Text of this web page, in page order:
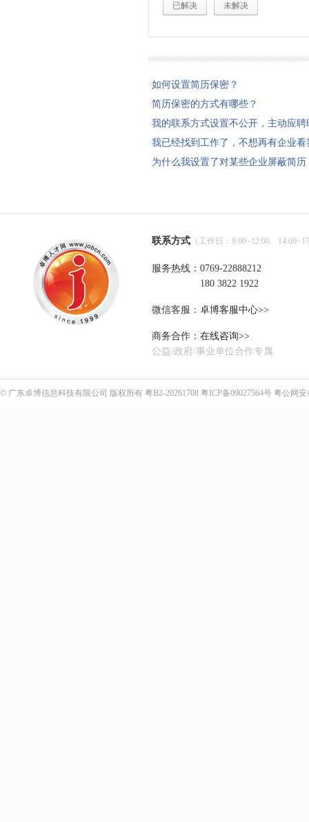
已解决 未解决
·如何设置简历保密？
·简历保密的方式有哪些？
·我的联系方式设置不公开，主动应
·我已经找到工作了，不想再有企业
· 为什么我设置了对某些企业屏蔽简历，但该企业
联系方式 （工作日：9:00~12:00、
服务热线：0769-22888212
180 3822 1922
微信客服： 卓博客服中心>>
商务合作： 在线咨询>>
公益/政府/事业单位合作专属
© 广东卓博信息科技有限公司 版权所有 粤B2-20261708 粤ICP备09027564号 粤公网安